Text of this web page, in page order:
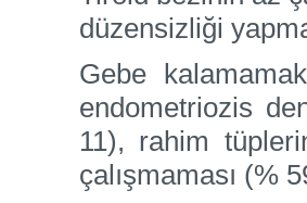
düzensizliği
Gebe
endometriozis
11), rahim
çalışmaması (%